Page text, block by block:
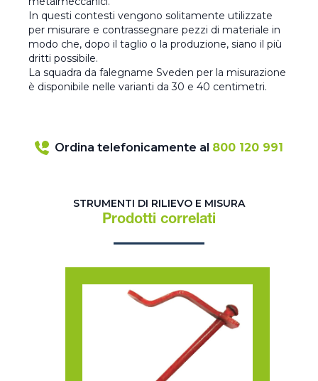
In questi contesti vengono solitamente utilizzate
per misurare e contrassegnare pezzi di materiale in
modo che, dopo il taglio o la produzione, siano il più
dritti possibile.
La squadra da falegname Sveden per la misurazione
è disponibile nelle varianti da 30 e 40 centimetri.
Ordina telefonicamente al 800 120 991
STRUMENTI DI RILIEVO E MISURA
Prodotti correlati